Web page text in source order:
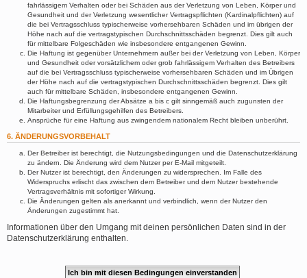
fahrlässigem Verhalten oder bei Schäden aus der Verletzung von Leben, Körper und
Gesundheit und der Verletzung wesentlicher Vertragspflichten (Kardinalpflichten) auf
die bei Vertragsschluss typischerweise vorhersehbaren Schäden und im übrigen der
Höhe nach auf die vertragstypischen Durchschnittsschäden begrenzt. Dies gilt auch
für mittelbare Folgeschäden wie insbesondere entgangenen Gewinn.
Die Haftung ist gegenüber Unternehmern außer bei der Verletzung von Leben, Körper
und Gesundheit oder vorsätzlichem oder grob fahrlässigem Verhalten des Betreibers
auf die bei Vertragsschluss typischerweise vorhersehbaren Schäden und im Übrigen
der Höhe nach auf die vertragstypischen Durchschnittsschäden begrenzt. Dies gilt
auch für mittelbare Schäden, insbesondere entgangenen Gewinn.
Die Haftungsbegrenzung der Absätze a bis c gilt sinngemäß auch zugunsten der
Mitarbeiter und Erfüllungsgehilfen des Betreibers.
Ansprüche für eine Haftung aus zwingendem nationalem Recht bleiben unberührt.
6. ÄNDERUNGSVORBEHALT
Der Betreiber ist berechtigt, die Nutzungsbedingungen und die Datenschutzerklärung
zu ändern. Die Änderung wird dem Nutzer per E-Mail mitgeteilt.
Der Nutzer ist berechtigt, den Änderungen zu widersprechen. Im Falle des
Widerspruchs erlischt das zwischen dem Betreiber und dem Nutzer bestehende
Vertragsverhältnis mit sofortiger Wirkung.
Die Änderungen gelten als anerkannt und verbindlich, wenn der Nutzer den
Änderungen zugestimmt hat.
Informationen über den Umgang mit deinen persönlichen Daten sind in der
Datenschutzerklärung enthalten.